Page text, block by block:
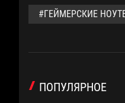
#ГЕЙМЕРСКИЕ
ПОПУЛЯРНОЕ